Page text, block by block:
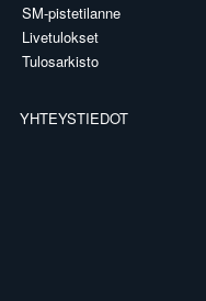
SM-pistetilanne
Livetulokset
Tulosarkisto
YHTEYSTIEDOT